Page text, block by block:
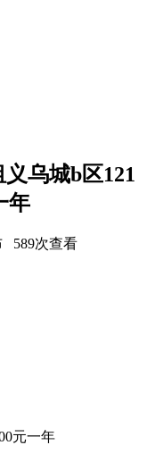
乌城b区121
年
589次查看
元一年